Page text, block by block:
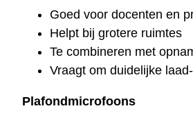
Goed voor docenten en
Helpt bij grotere ruimtes
Te combineren met
Vraagt om duidelijke
Plafondmicrofoons